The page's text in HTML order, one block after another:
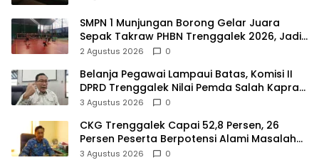
SMPN 1 Munjungan Borong Gelar Juara
Sepak Takraw PHBN Trenggalek 2026, Jadi
Modal Menuju POPDA Jatim
2 Agustus 2026 0
Belanja Pegawai Lampaui Batas, Komisi II
DPRD Trenggalek Nilai Pemda Salah Kaprah
dalam Perencanaan
3 Agustus 2026 0
CKG Trenggalek Capai 52,8 Persen, 26
Persen Peserta Berpotensi Alami Masalah
Kejiwaan
3 Agustus 2026 0